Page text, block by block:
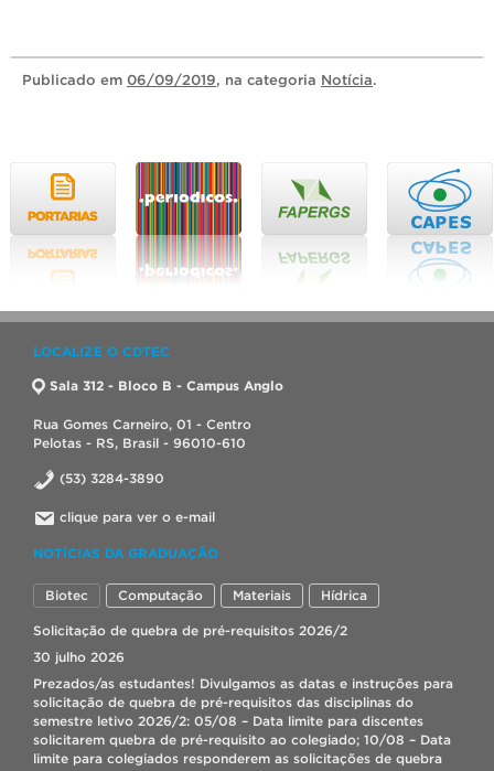
Publicado em 06/09/2019, na categoria Notícia.
LOCALIZE O CDTEC
Sala 312 - Bloco B - Campus Anglo
Rua Gomes Carneiro, 01 - Centro
Pelotas - RS, Brasil - 96010-610
(53) 3284-3890
clique para ver o e-mail
NOTÍCIAS DA GRADUAÇÃO
Biotec Computação Materiais Hídrica
Solicitação de quebra de pré-requisitos 2026/2
30 julho 2026
Prezados/as estudantes! Divulgamos as datas e instruções para
solicitação de quebra de pré-requisitos das disciplinas do
semestre letivo 2026/2: 05/08 – Data limite para discentes
solicitarem quebra de pré-requisito ao colegiado; 10/08 – Data
limite para colegiados responderem as solicitações de quebra